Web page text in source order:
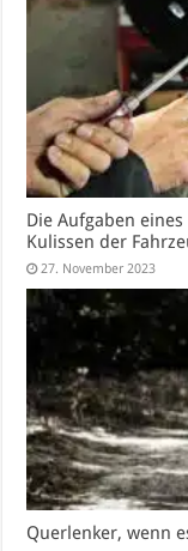
Die Aufgaben
Kulissen der
27. November 2023
Querlenker, wenn